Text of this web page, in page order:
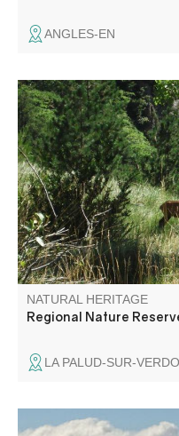
ANGLES-EN
At the western entrance
Saint-Maurin nature
formation of travertines
precipitation of calcium
the foot of the Barbin cliff.
NATURAL HERITAGE
Regional Nature
LA PALUD-SUR-